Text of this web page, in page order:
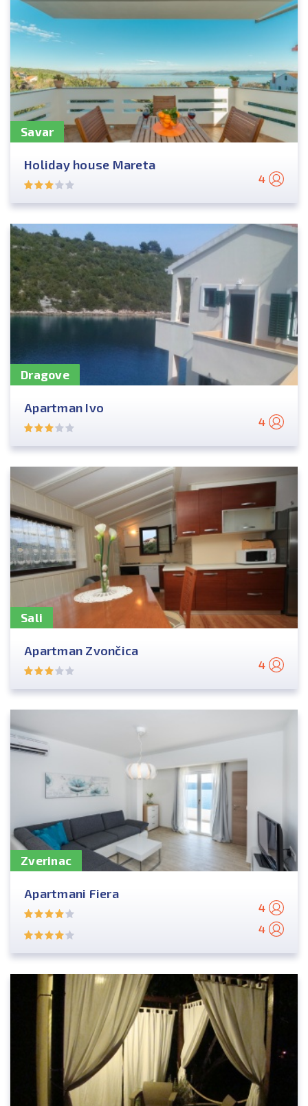
Savar
Holiday house Mareta
4
Dragove
Apartman Ivo
4
Sali
Apartman Zvončica
4
Zverinac
Apartmani Fiera
4
4